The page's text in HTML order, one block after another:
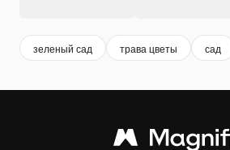
зеленый сад трава цветы сад